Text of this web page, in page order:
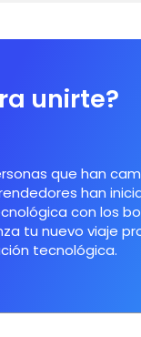
unirte?
que han
han
con los
tu nuevo viaje
tecnológica.